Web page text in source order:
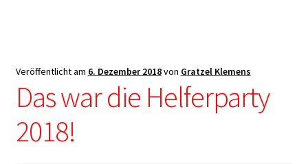
Der Verein
öffnen
Trainingsangebot
Veröffentlicht am 6. Dezember 2018von Gratzel Klemens
Das war die Helferparty
2018!